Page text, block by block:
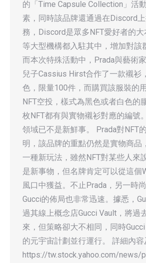
的「Time Capsule Collection」活
素，同時該品牌還通過在Discord
務，Discord是眾多NFT愛好者的
等大型機構都入駐其中，增加對該
而本次特殊活動中，Prada與藝術
兒子Cassius Hirst合作了一款襯衫
色，限量100件，而購買該服裝的
NFT空投，樣式為黑色或者白色的
枚NFT都有與實物襯衫對應的編號
領域已不是新鮮事。 Prada對NFT
明，該品牌的重點仍然是實物商品
一種新玩法，雖然NFT對某些人來
是新事物，但名牌肯定可以從這個
風口中獲益。不止Prada，另一時
Gucci的佈局也非常迅速。據悉，
過其線上概念店Gucci Vault，將過
來，但策略卻大不相同，同時
的元宇宙計劃並行運行。 詳細內容
https://tw.stock.yahoo.com/news/